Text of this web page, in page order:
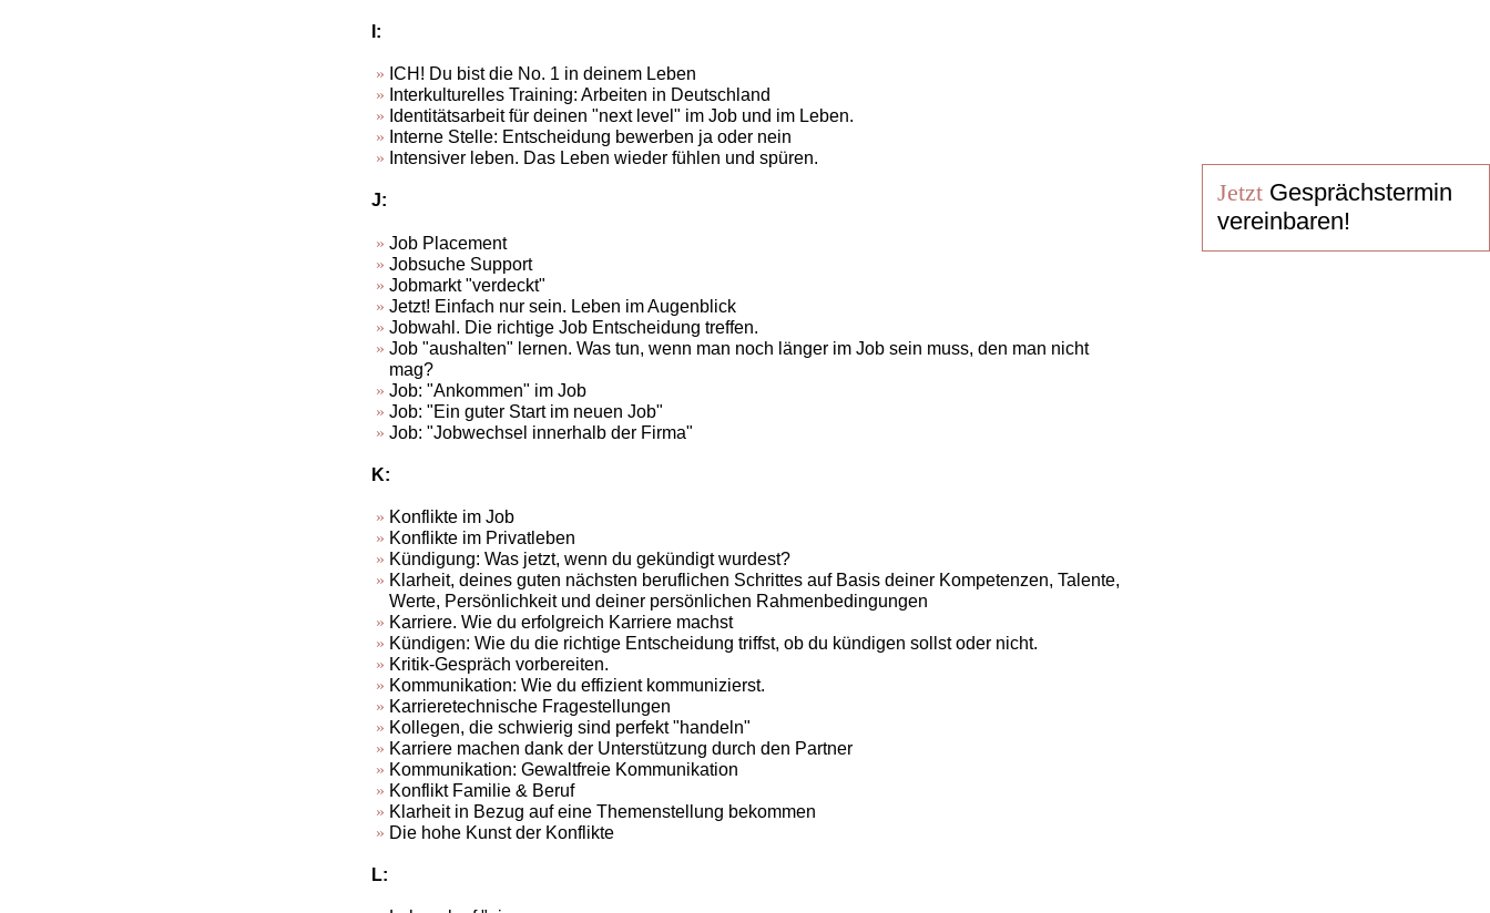
I:
ICH! Du bist die No. 1 in deinem Leben
Interkulturelles Training: Arbeiten in Deutschland
Identitätsarbeit für deinen "next level" im Job und im Leben.
Interne Stelle: Entscheidung bewerben ja oder nein
Intensiver leben. Das Leben wieder fühlen und spüren.
J:
Job Placement
Jobsuche Support
Jobmarkt "verdeckt"
Jetzt! Einfach nur sein. Leben im Augenblick
Jobwahl. Die richtige Job Entscheidung treffen.
Job "aushalten" lernen. Was tun, wenn man noch länger im Job sein muss, den man nicht
mag?
Job: "Ankommen" im Job
Job: "Ein guter Start im neuen Job"
Job: "Jobwechsel innerhalb der Firma"
K:
Konflikte im Job
Konflikte im Privatleben
Kündigung: Was jetzt, wenn du gekündigt wurdest?
Klarheit, deines guten nächsten beruflichen Schrittes auf Basis deiner Kompetenzen, Talente,
Werte, Persönlichkeit und deiner persönlichen Rahmenbedingungen
Karriere. Wie du erfolgreich Karriere machst
Kündigen: Wie du die richtige Entscheidung triffst, ob du kündigen sollst oder nicht.
Kritik-Gespräch vorbereiten.
Kommunikation: Wie du effizient kommunizierst.
Karrieretechnische Fragestellungen
Kollegen, die schwierig sind perfekt "handeln"
Karriere machen dank der Unterstützung durch den Partner
Kommunikation: Gewaltfreie Kommunikation
Konflikt Familie & Beruf
Klarheit in Bezug auf eine Themenstellung bekommen
Die hohe Kunst der Konflikte
L:
JetztGesprächstermin
vereinbaren!